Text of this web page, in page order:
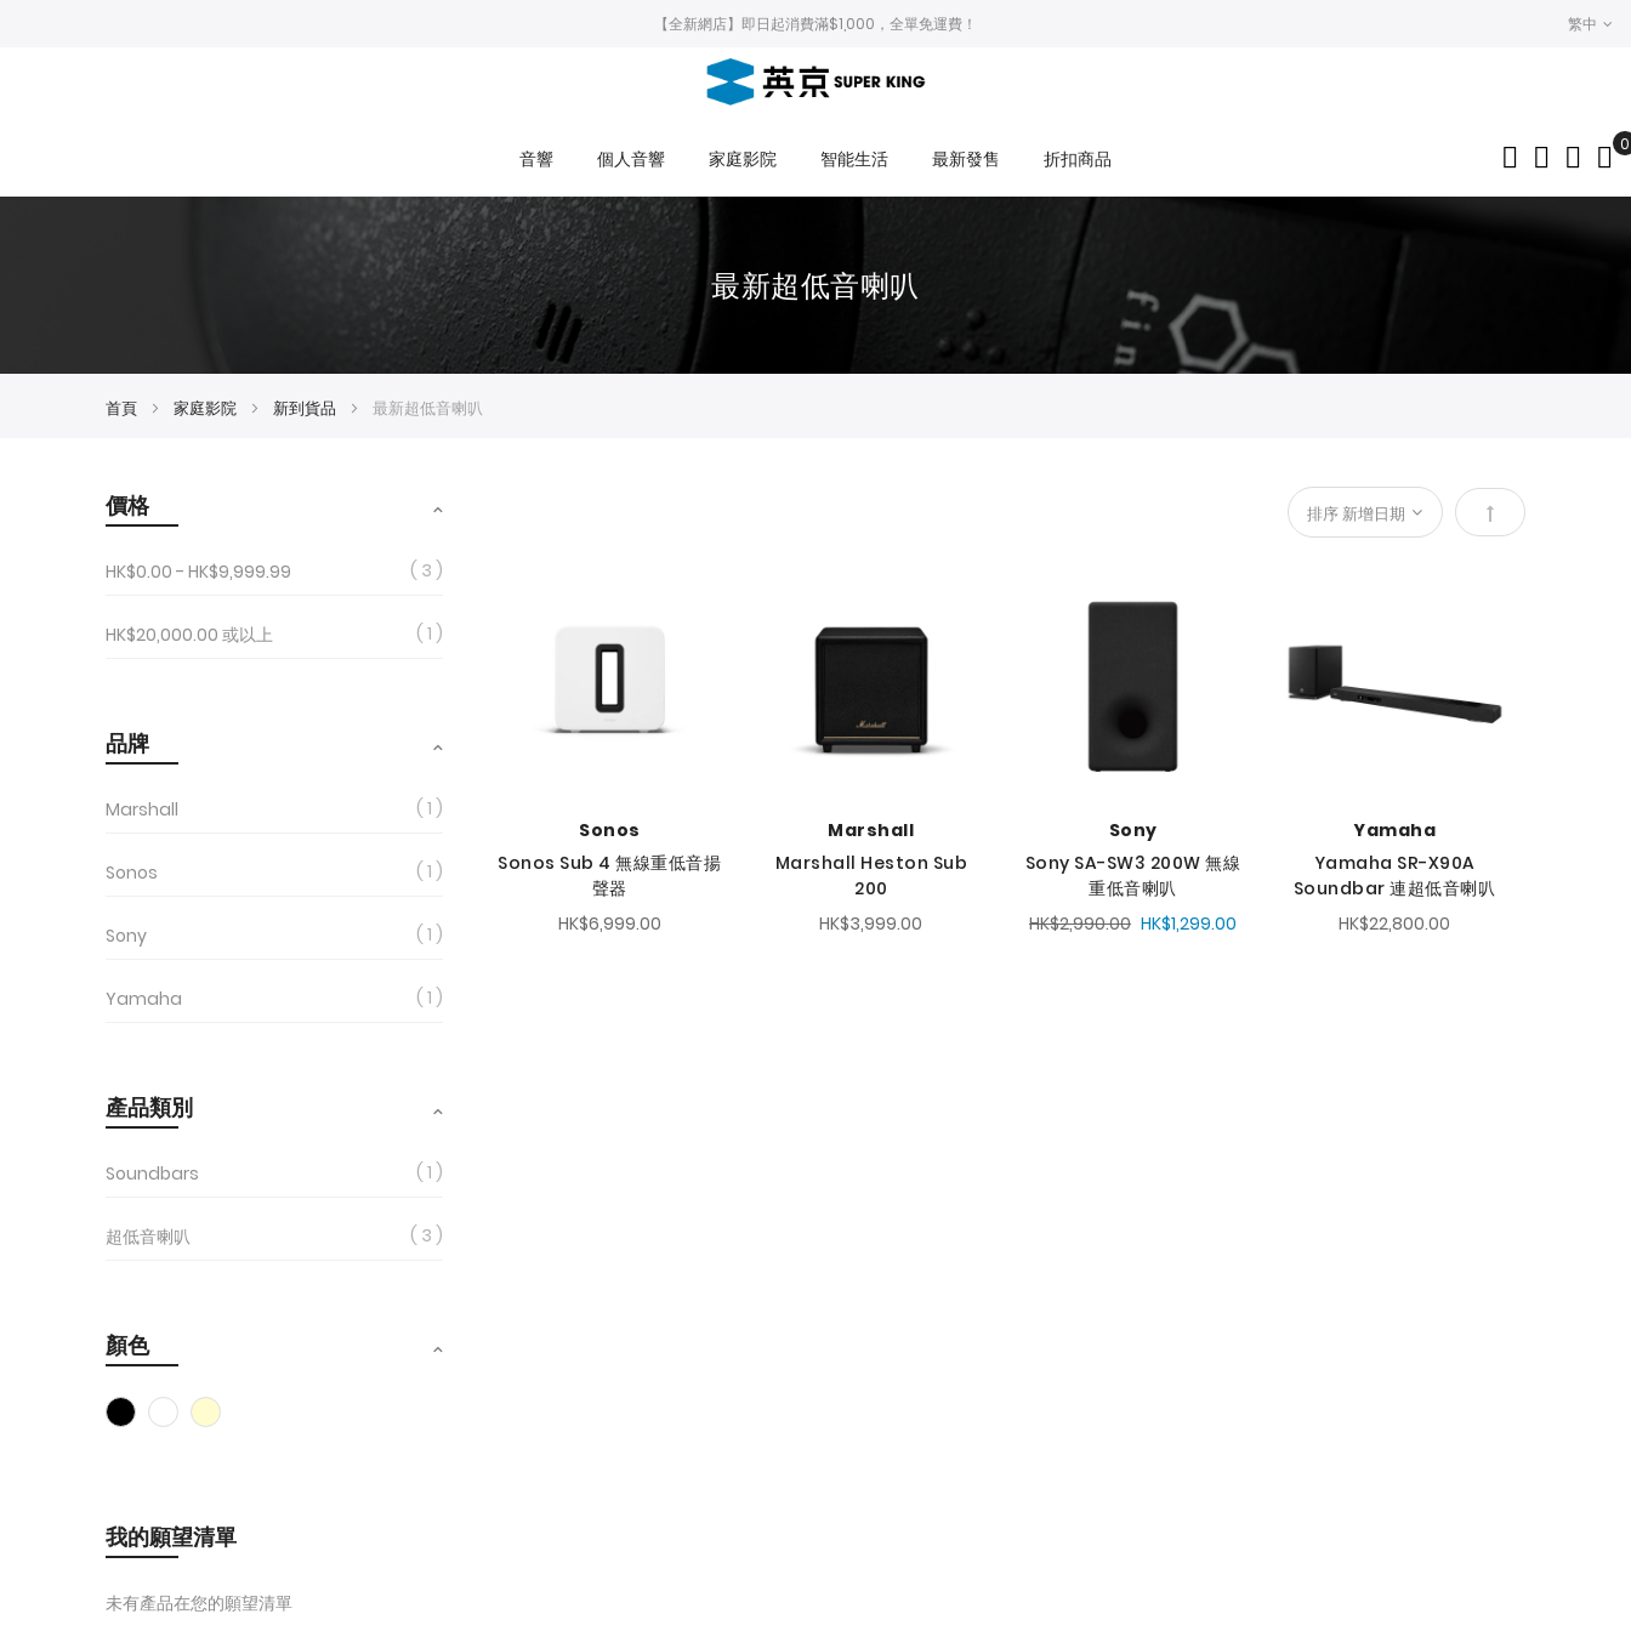
【全新網店】即日起消費滿$1,000，全單免運費！ 繁中
音響 個人音響 家庭影院 智能生活 最新發售 折扣商品
0
最新超低音喇叭
首頁 家庭影院 新到貨品 最新超低音喇叭
設
方
Sonos
Sonos Sub 4 無線重低音揚
聲器
HK$6,999.00
Marshall
Marshall Heston Sub
200
HK$3,999.00
Sony
Sony SA-SW3 200W 無線
重低音喇叭
HK$1,299.00
HK$2,990.00
Yamaha
Yamaha SR-X90A
Soundbar 連超低音喇叭
HK$22,800.00
價格
HK$0.00 - HK$9,999.99 3
HK$20,000.00 或以上 1
品牌
Marshall 1
Sonos 1
Sony 1
Yamaha 1
產品類別
Soundbars 1
超低音喇叭 3
顏色
我的願望清單
未有產品在您的願望清單